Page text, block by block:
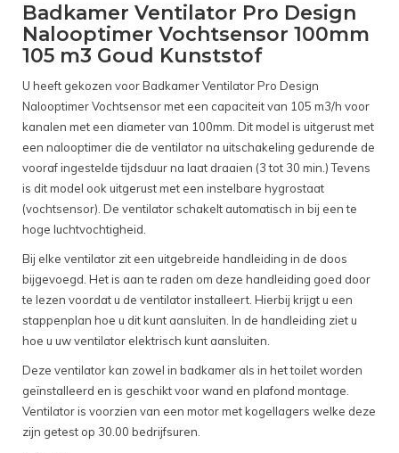
Badkamer Ventilator Pro Design
Nalooptimer Vochtsensor 100mm
105 m3 Goud Kunststof
U heeft gekozen voor Badkamer Ventilator Pro Design
Nalooptimer Vochtsensor met een capaciteit van 105 m3/h voor
kanalen met een diameter van 100mm. Dit model is uitgerust met
een nalooptimer die de ventilator na uitschakeling gedurende de
vooraf ingestelde tijdsduur na laat draaien (3 tot 30 min.) Tevens
is dit model ook uitgerust met een instelbare hygrostaat
(vochtsensor). De ventilator schakelt automatisch in bij een te
hoge luchtvochtigheid.
Bij elke ventilator zit een uitgebreide handleiding in de doos
bijgevoegd. Het is aan te raden om deze handleiding goed door
te lezen voordat u de ventilator installeert. Hierbij krijgt u een
stappenplan hoe u dit kunt aansluiten. In de handleiding ziet u
hoe u uw ventilator elektrisch kunt aansluiten.
Deze ventilator kan zowel in badkamer als in het toilet worden
geïnstalleerd en is geschikt voor wand en plafond montage.
Ventilator is voorzien van een motor met kogellagers welke deze
zijn getest op 30.00 bedrijfsuren.